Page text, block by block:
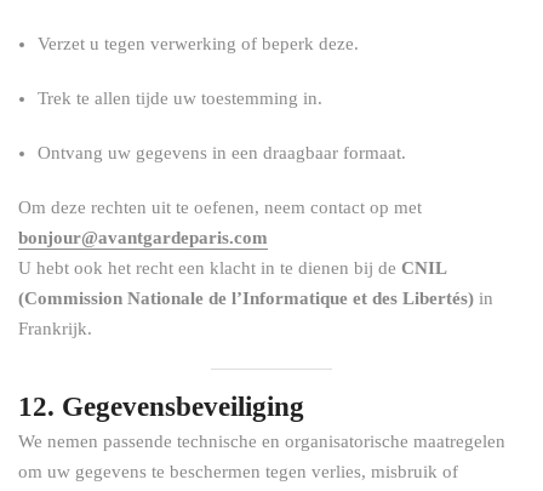
Verzet u tegen verwerking of beperk deze.
Trek te allen tijde uw toestemming in.
Ontvang uw gegevens in een draagbaar formaat.
Om deze rechten uit te oefenen, neem contact op met
bonjour@avantgardeparis.com
U hebt ook het recht een klacht in te dienen bij de CNIL
(Commission Nationale de l’Informatique et des Libertés) in
Frankrijk.
12. Gegevensbeveiliging
We nemen passende technische en organisatorische maatregelen
om uw gegevens te beschermen tegen verlies, misbruik of